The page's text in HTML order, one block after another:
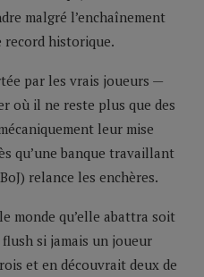
malgré l’enchaînement
record historique.
par les vrais joueurs —
où il ne reste plus que des
leur mise
qu’une banque travaillant
relance les enchères.
monde qu’elle abattra soit
si jamais un joueur
et en découvrait deux de